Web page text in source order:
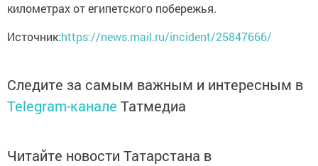
километрах от египетского побережья.
Источник:https://news.mail.ru/incident/25847666/
Следите за самым важным и интересным в
Telegram-канале Татмедиа
Читайте новости Татарстана в